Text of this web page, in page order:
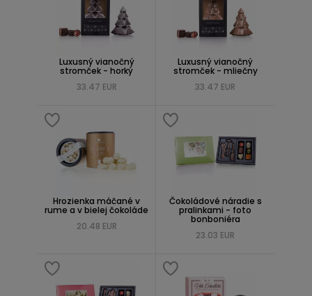
Luxusný vianočný
stromček - horký
33.47 EUR
Luxusný vianočný
stromček - mliečny
33.47 EUR
Hrozienka máčané v
rume a v bielej čokoláde
20.48 EUR
Čokoládové náradie s
pralinkami - foto
bonboniéra
23.03 EUR